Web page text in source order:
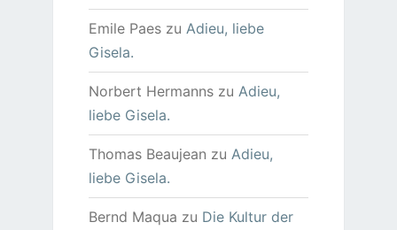
Emile Paeszu Adieu, liebe
Gisela.
Norbert Hermannszu Adieu,
liebe Gisela.
Thomas Beaujean zu Adieu,
liebe Gisela.
Bernd Maqua zu Die Kultur der